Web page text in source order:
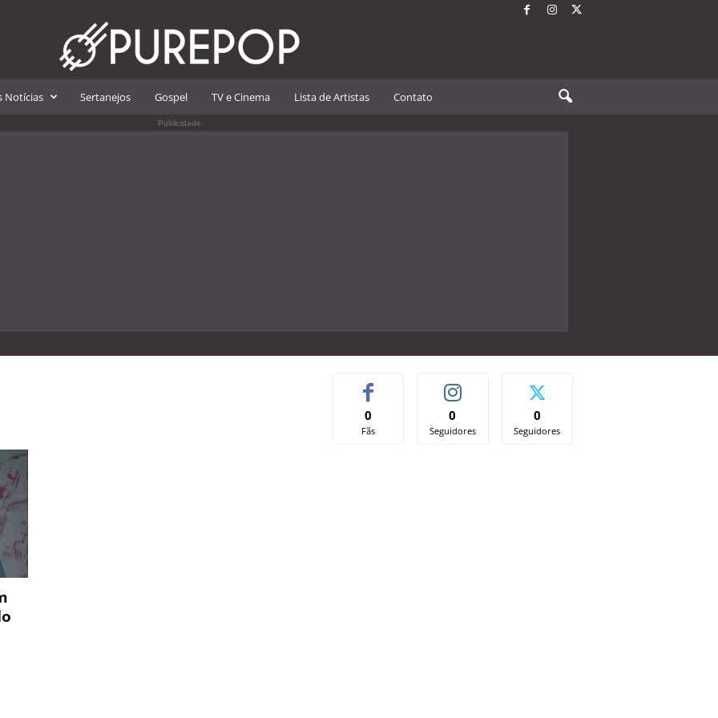
Notícias Sertanejos Gospel TV e Cinema Lista de Artistas Contato
Publicidade
0
Fãs
0
Seguidores
0
Seguidores